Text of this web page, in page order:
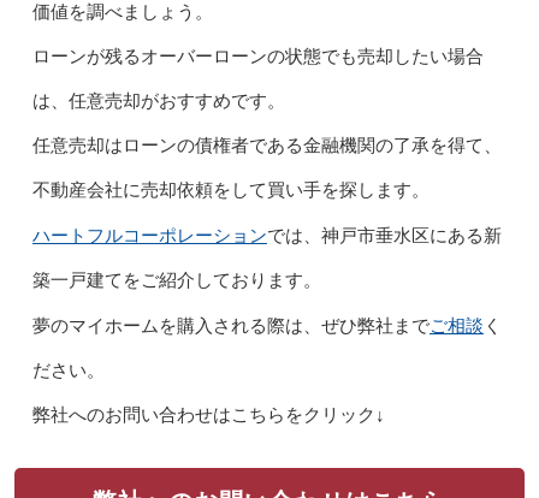
価値を調べましょう。
ローンが残るオーバーローンの状態でも売却したい場合
は、任意売却がおすすめです。
任意売却はローンの債権者である金融機関の了承を得て、
不動産会社に売却依頼をして買い手を探します。
ハートフルコーポレーションでは、神戸市垂水区にある新
築一戸建てをご紹介しております。
夢のマイホームを購入される際は、ぜひ弊社までご相談 く
ださい。
弊社へのお問い合わせはこちらをクリック↓